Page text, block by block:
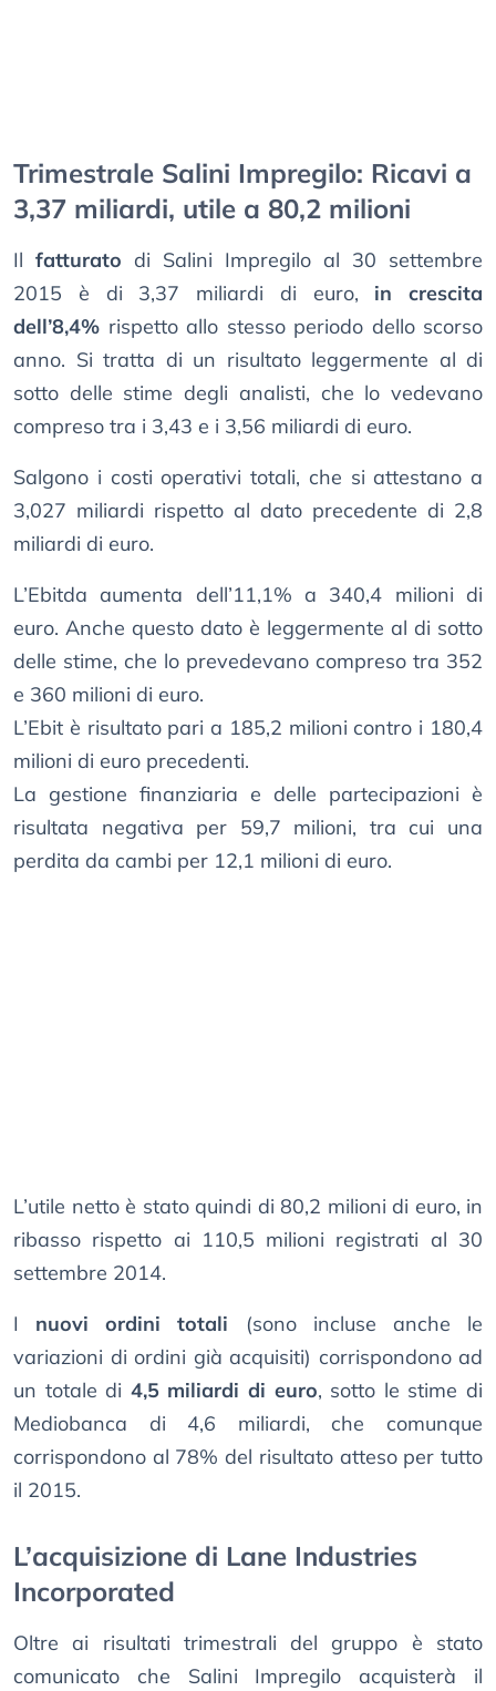
Trimestrale Salini Impregilo: Ricavi a
3,37 miliardi, utile a 80,2 milioni
Il fatturato di Salini Impregilo al 30 settembre
2015 è di 3,37 miliardi di euro, in crescita
dell’8,4% rispetto allo stesso periodo dello scorso
anno. Si tratta di un risultato leggermente al di
sotto delle stime degli analisti, che lo vedevano
compreso tra i 3,43 e i 3,56 miliardi di euro.
Salgono i costi operativi totali, che si attestano a
3,027 miliardi rispetto al dato precedente di 2,8
miliardi di euro.
L’Ebitda aumenta dell’11,1% a 340,4 milioni di
euro. Anche questo dato è leggermente al di sotto
delle stime, che lo prevedevano compreso tra 352
e 360 milioni di euro.
L’Ebit è risultato pari a 185,2 milioni contro i 180,4
milioni di euro precedenti.
La gestione finanziaria e delle partecipazioni è
risultata negativa per 59,7 milioni, tra cui una
perdita da cambi per 12,1 milioni di euro.
L’utile netto è stato quindi di 80,2 milioni di euro, in
ribasso rispetto ai 110,5 milioni registrati al 30
settembre 2014.
I nuovi ordini totali (sono incluse anche le
variazioni di ordini già acquisiti) corrispondono ad
un totale di 4,5 miliardi di euro, sotto le stime di
Mediobanca di 4,6 miliardi, che comunque
corrispondono al 78% del risultato atteso per tutto
il 2015.
L’acquisizione di Lane Industries
Incorporated
Oltre ai risultati trimestrali del gruppo è stato
comunicato che Salini Impregilo acquisterà il